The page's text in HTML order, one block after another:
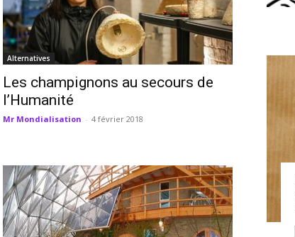
Alternatives
Les champignons au secours de
l’Humanité
Mr Mondialisation - 4 février 2018